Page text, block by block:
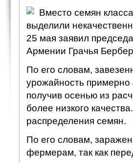
Вместо семян
выделили
25 мая заявил
Армении Грачья
По его словам,
урожайность примерно
получив осенью из
более низкого
распределения семян.
По его словам,
фермерам, так как